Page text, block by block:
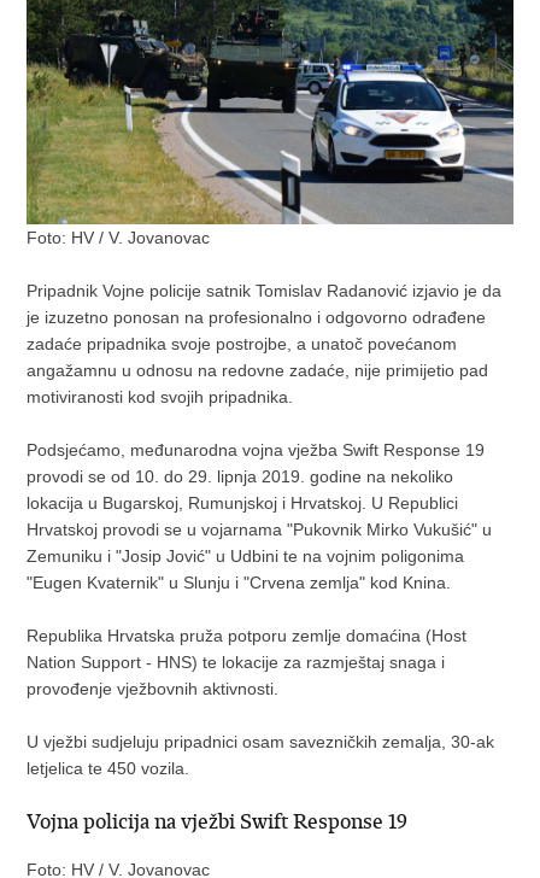
Foto: HV / V. Jovanovac
Pripadnik Vojne policije satnik Tomislav Radanović izjavio je da
je izuzetno ponosan na profesionalno i odgovorno odrađene
zadaće pripadnika svoje postrojbe, a unatoč povećanom
angažamnu u odnosu na redovne zadaće, nije primijetio pad
motiviranosti kod svojih pripadnika.
Podsjećamo, međunarodna vojna vježba Swift Response 19
provodi se od 10. do 29. lipnja 2019. godine na nekoliko
lokacija u Bugarskoj, Rumunjskoj i Hrvatskoj. U Republici
Hrvatskoj provodi se u vojarnama "Pukovnik Mirko Vukušić" u
Zemuniku i "Josip Jović" u Udbini te na vojnim poligonima
"Eugen Kvaternik" u Slunju i "Crvena zemlja" kod Knina.
Republika Hrvatska pruža potporu zemlje domaćina (Host
Nation Support - HNS) te lokacije za razmještaj snaga i
provođenje vježbovnih aktivnosti.
U vježbi sudjeluju pripadnici osam savezničkih zemalja, 30-ak
letjelica te 450 vozila.
Vojna policija na vježbi Swift Response 19
Foto: HV / V. Jovanovac